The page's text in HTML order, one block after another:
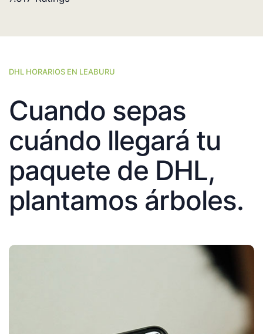
DHL HORARIOS EN LEABURU
Cuando sepas
cuándo llegará tu
paquete de DHL,
plantamos árboles.